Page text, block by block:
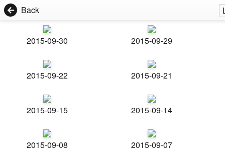
Back
2015-09-30 2015-09-29
2015-09-22 2015-09-21
2015-09-15 2015-09-14
2015-09-08 2015-09-07